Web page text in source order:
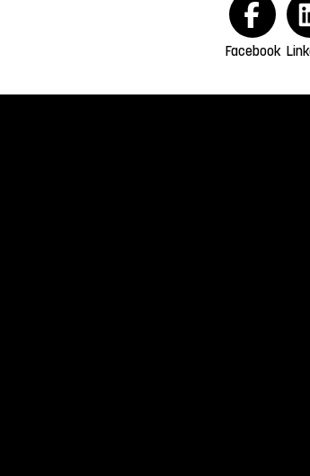
Facebook